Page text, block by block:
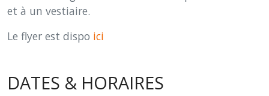
et à un vestiaire.
Le flyer est dispo ici
DATES & HORAIRES